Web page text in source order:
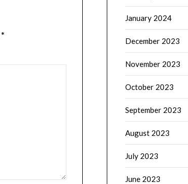
*
January 2024
December 2023
November 2023
October 2023
September 2023
August 2023
July 2023
June 2023